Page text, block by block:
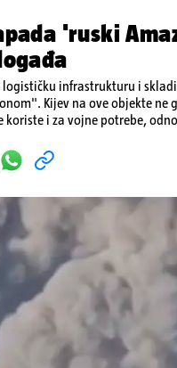
'ruski
infrastrukturu i
Kijev na ove objekte ne
i za vojne potrebe,
infrastrukture te kao
građanima.